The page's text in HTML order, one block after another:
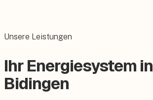
Unsere Leistungen
Ihr Energiesystem in
Bidingen